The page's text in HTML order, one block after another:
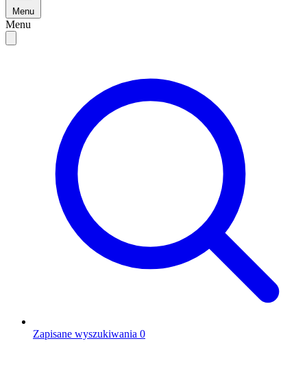
Menu
Menu
Zapisane wyszukiwania 0